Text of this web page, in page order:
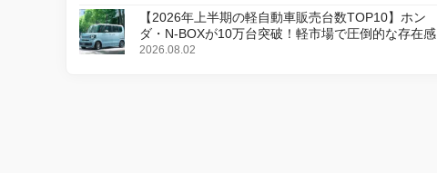
【2026年上半期の軽自動車販売台数TOP10】ホン
ダ・N-BOXが10万台突破！軽市場で圧倒的な存在感
2026.08.02